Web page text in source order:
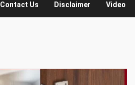
Contact Us Disclaimer Video